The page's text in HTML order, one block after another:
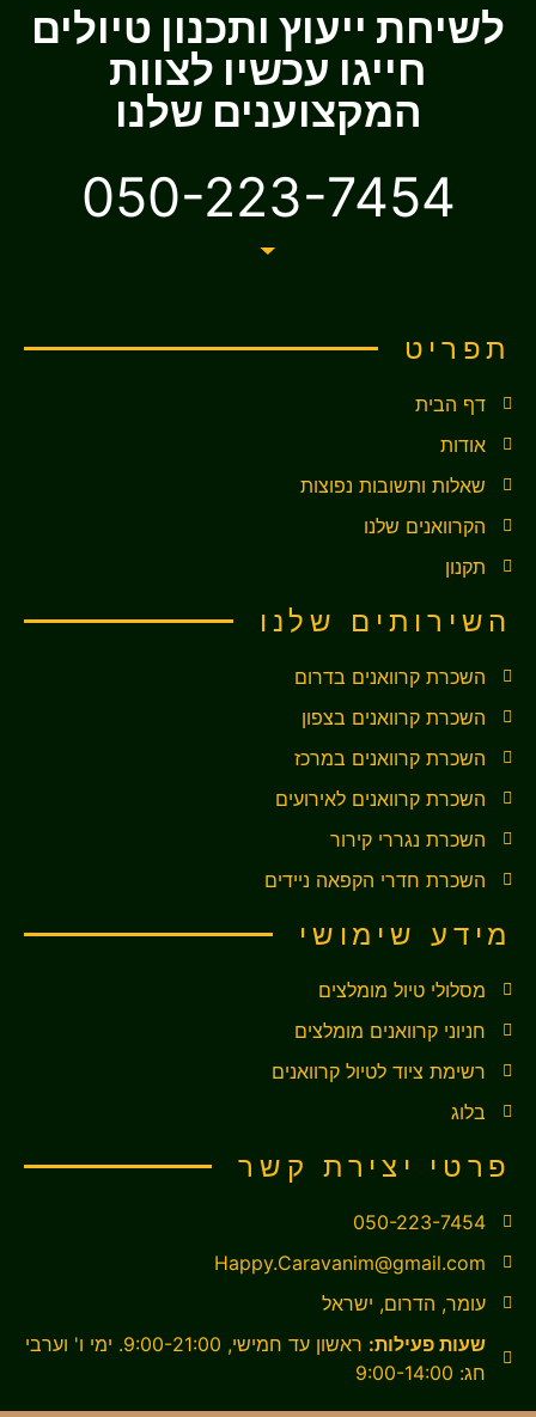
לשיחת ייעוץ ותכנון טיולים
חייגו עכשיו לצוות
המקצוענים שלנו
050-223-7454
תפריט
דף הבית
אודות
שאלות ותשובות נפוצות
הקרוואנים שלנו
תקנון
השירותים שלנו
השכרת קרוואנים בדרום
השכרת קרוואנים בצפון
השכרת קרוואנים במרכז
השכרת קרוואנים לאירועים
השכרת נגררי קירור
השכרת חדרי הקפאה ניידים
מידע שימושי
מסלולי טיול מומלצים
חניוני קרוואנים מומלצים
רשימת ציוד לטיול קרוואנים
בלוג
פרטי יצירת קשר
050-223-7454
Happy.Caravanim@gmail.com
עומר, הדרום, ישראל
שעות פעילות:
ראשון עד חמישי, 9:00-21:00. ימי ו' וערבי
חג: 9:00-14:00